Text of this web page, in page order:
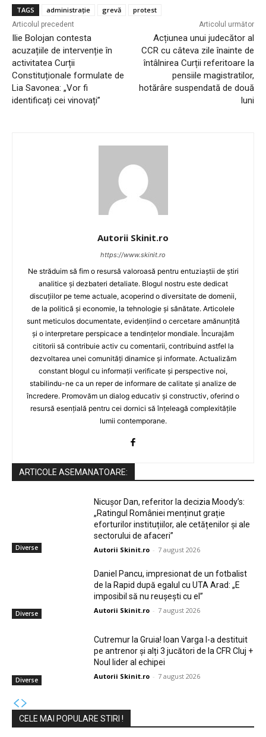
TAGS administrație grevă protest
Articolul precedent
Ilie Bolojan contesta
acuzațiile de intervenție în
activitatea Curții
Constituționale formulate de
Lia Savonea: „Vor fi
identificați cei vinovați”
Articolul următor
Acțiunea unui judecător al
CCR cu câteva zile înainte de
întâlnirea Curții referitoare la
pensiile magistratilor,
hotărâre suspendată de două
luni
Autorii Skinit.ro
https://www.skinit.ro
Ne străduim să fim o resursă valoroasă pentru entuziaștii de știri
analitice și dezbateri detaliate. Blogul nostru este dedicat
discuțiilor pe teme actuale, acoperind o diversitate de domenii,
de la politică și economie, la tehnologie și sănătate. Articolele
sunt meticulos documentate, evidențiind o cercetare amănunțită
și o interpretare perspicace a tendințelor mondiale. Încurajăm
cititorii să contribuie activ cu comentarii, contribuind astfel la
dezvoltarea unei comunități dinamice și informate. Actualizăm
constant blogul cu informații verificate și perspective noi,
stabilindu-ne ca un reper de informare de calitate și analize de
încredere. Promovăm un dialog educativ și constructiv, oferind o
resursă esențială pentru cei dornici să înțeleagă complexitățile
lumii contemporane.
ARTICOLE ASEMANATOARE:
Diverse
Nicușor Dan, referitor la decizia Moody’s:
„Ratingul României menținut grație
eforturilor instituțiilor, ale cetățenilor și ale
sectorului de afaceri”
Autorii Skinit.ro - 7 august 2026
Diverse
Daniel Pancu, impresionat de un fotbalist
de la Rapid după egalul cu UTA Arad: „E
imposibil să nu reușești cu el”
Autorii Skinit.ro - 7 august 2026
Diverse
Cutremur la Gruia! Ioan Varga l-a destituit
pe antrenor și alți 3 jucători de la CFR Cluj +
Noul lider al echipei
Autorii Skinit.ro - 7 august 2026
CELE MAI POPULARE STIRI !